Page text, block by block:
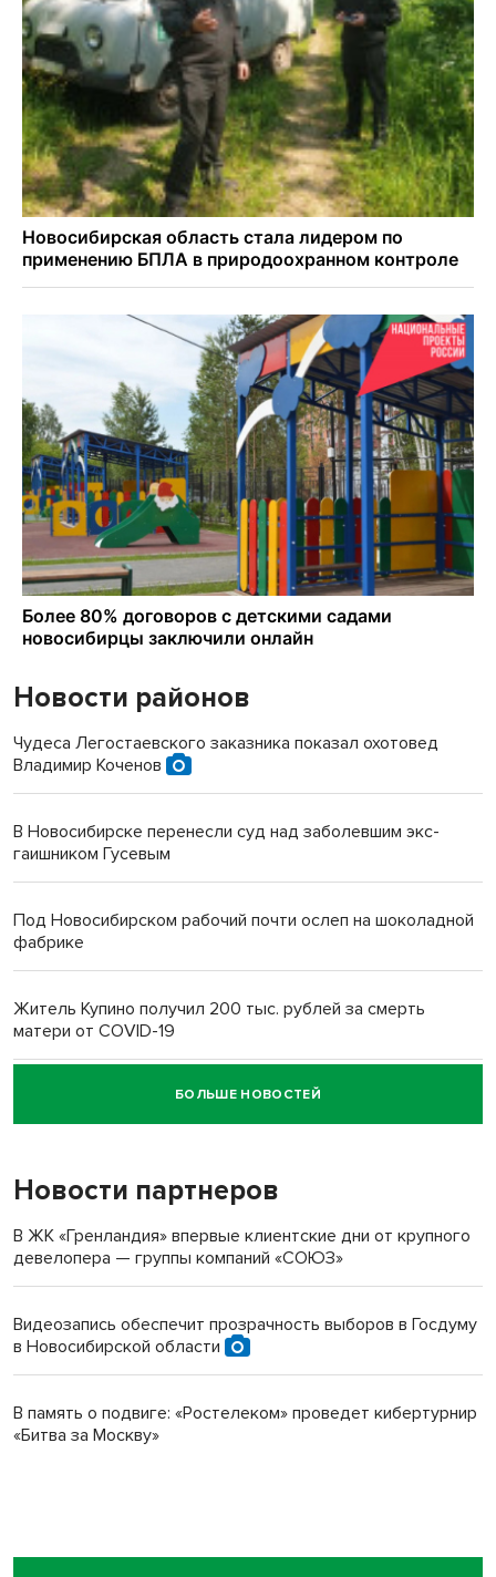
Новости районов
Чудеса Легостаевского заказника показал охотовед
Владимир Коченов
В Новосибирске перенесли суд над заболевшим экс-
гаишником Гусевым
Под Новосибирском рабочий почти ослеп на шоколадной
фабрике
Житель Купино получил 200 тыс. рублей за смерть
матери от COVID-19
Новосибирский суд наказал водителя за смерть
пенсионерки на вокзале
БОЛЬШЕ НОВОСТЕЙ
Новости партнеров
В ЖК «Гренландия» впервые клиентские дни от крупного
девелопера — группы компаний «СОЮЗ»
Видеозапись обеспечит прозрачность выборов в Госдуму
в Новосибирской области
В память о подвиге: «Ростелеком» проведет кибертурнир
«Битва за Москву»